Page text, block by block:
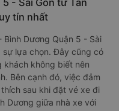
- Sài Gòn từ Tân
tín nhất
Bình Dương Quận 5 - Sài
sự lựa chọn. Đây cũng có
khách không biết nên
Bên cạnh đó, việc đảm
sau khi đặt vé xe đi
Dương giữa nhà xe với